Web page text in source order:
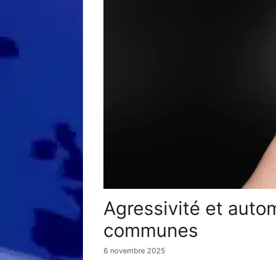
Agressivité et
communes
6 novembre 2025